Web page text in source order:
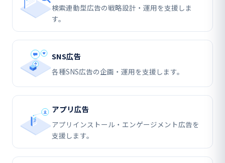
検索連動型広告の戦略設計・運用を支援しま
す。
SNS広告
各種SNS広告の企画・運用を支援します。
アプリ広告
アプリインストール・エンゲージメント広告を
支援します。